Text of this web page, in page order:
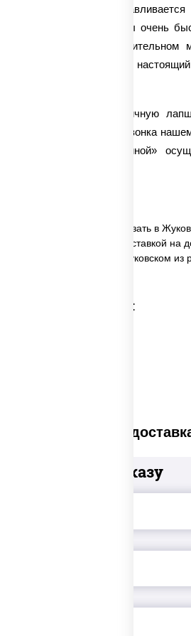
этого сначала
остальные ингредиенты очень
сковороде вок в растительном
максимально сохранить
Чтобы заказать пшеничную
немного времени для звонка
«Удон со свининой»
✅ Удон со свининой заказать в
✅ Удон со свининой с доставкой на
✅ Удон со свининой в Жуковском из
Категории товара:
Платная
Добавьте к заказу